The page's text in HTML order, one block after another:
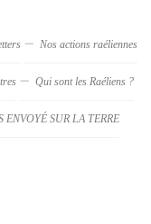
Nos actions raéliennes
Qui sont les Raéliens ?
ENVOYÉ SUR LA TERRE